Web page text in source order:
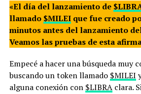
«El día del lanzamiento de
llamado $MILEIque fue creado
minutos antes del lanzamiento
Veamos las pruebas de esta
Empecé a hacer una búsqueda muy
buscando un token llamado $MILEI
alguna conexión con $LIBRAclara.